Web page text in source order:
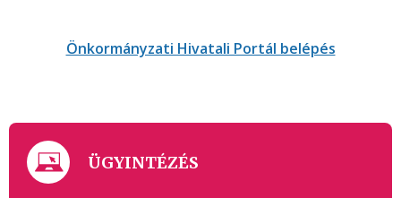
Önkormányzati Hivatali Portál belépés
ÜGYINTÉZÉS